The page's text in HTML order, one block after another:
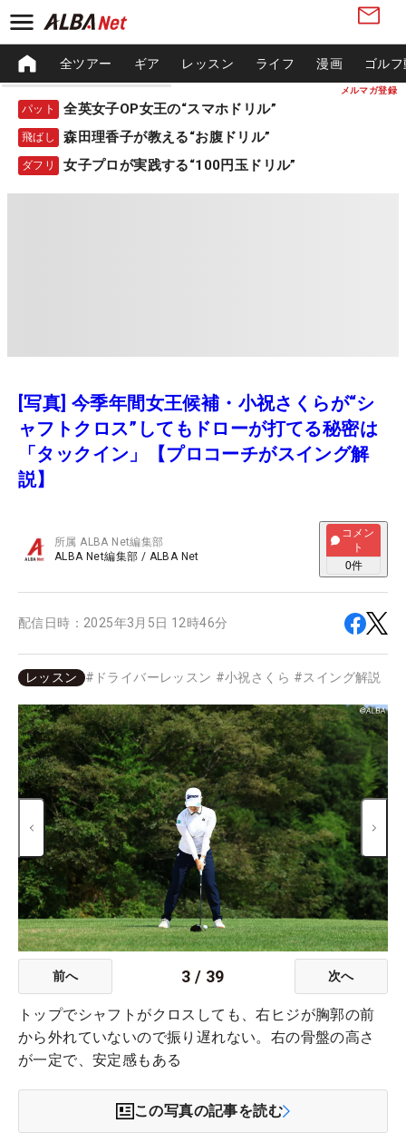
メルマガ登録
全ツアー ギア レッスン ライフ 漫画 ゴル
パット 全英女子OP女王の“スマホドリル”
飛ばし 森田理香子が教える“お腹ドリル”
ダフリ 女子プロが実践する“100円玉ドリル”
[写真] 今季年間女王候補・小祝さくらが“シ
ャフトクロス”してもドローが打てる秘密は
「タックイン」【プロコーチがスイング解
説】
所属ALBA Net編集部
ALBA Net編集部 / ALBA Net
コメン
ト
0件
配信日時： 2025年3月5日 12時46分
レッスン # ドライバーレッスン #小祝さくら #スイング解説
前へ 3 / 39 次へ
トップでシャフトがクロスしても、右ヒジが胸郭の前
から外れていないので振り遅れない。右の骨盤の高さ
が一定で、安定感もある
この写真の記事を読む